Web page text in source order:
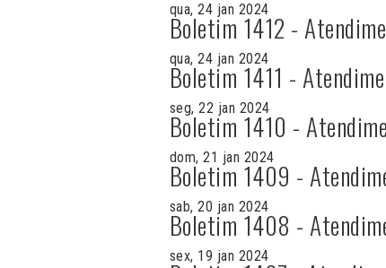
qua, 24 jan 2024
Boletim 1412 -
qua, 24 jan 2024
Boletim 1411 -
seg, 22 jan 2024
Boletim 1410 -
dom, 21 jan 2024
Boletim 1409 -
sab, 20 jan 2024
Boletim 1408 -
sex, 19 jan 2024